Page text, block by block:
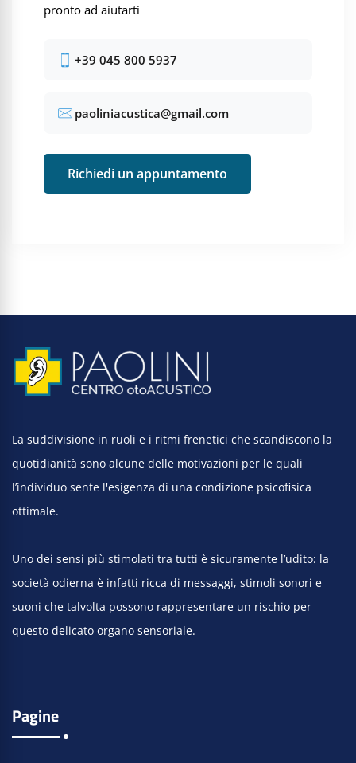
pronto ad aiutarti
+39 045 800 5937
paoliniacustica@gmail.com
Richiedi un appuntamento
La suddivisione in ruoli e i ritmi frenetici che scandiscono la
quotidianità sono alcune delle motivazioni per le quali
l’individuo sente l'esigenza di una condizione psicofisica
ottimale.
Uno dei sensi più stimolati tra tutti è sicuramente l’udito: la
società odierna è infatti ricca di messaggi, stimoli sonori e
suoni che talvolta possono rappresentare un rischio per
questo delicato organo sensoriale.
Pagine